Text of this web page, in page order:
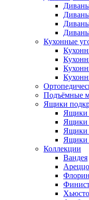
Кухонные
Подъёмные
Ящики
Ящики
Ящики
Ящики
Ящики
Коллекции
Вандея
Ареццо